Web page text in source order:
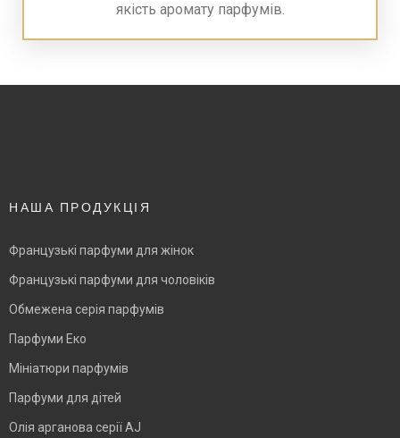
якість аромату парфумів.
НАША ПРОДУКЦІЯ
Французькі парфуми для жінок
Французькі парфуми для чоловіків
Обмежена серія парфумів
Парфуми Еко
Мініатюри парфумів
Парфуми для дітей
Олія арганова серії AJ